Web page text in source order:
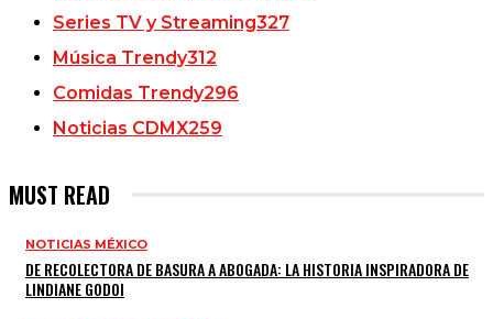
Series TV y Streaming327
Música Trendy312
Comidas Trendy296
Noticias CDMX259
MUST READ
NOTICIAS MÉXICO
DE RECOLECTORA DE BASURA A ABOGADA: LA HISTORIA INSPIRADORA DE
LINDIANE GODOI